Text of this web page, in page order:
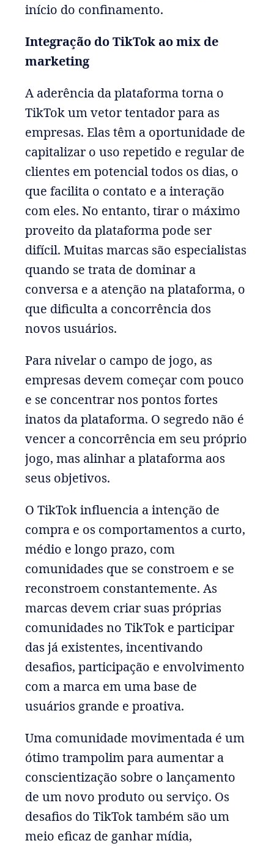
início do confinamento.
Integração do TikTok ao mix de
marketing
A aderência da plataforma torna o
TikTok um vetor tentador para as
empresas. Elas têm a oportunidade de
capitalizar o uso repetido e regular de
clientes em potencial todos os dias, o
que facilita o contato e a interação
com eles. No entanto, tirar o máximo
proveito da plataforma pode ser
difícil. Muitas marcas são especialistas
quando se trata de dominar a
conversa e a atenção na plataforma, o
que dificulta a concorrência dos
novos usuários.
Para nivelar o campo de jogo, as
empresas devem começar com pouco
e se concentrar nos pontos fortes
inatos da plataforma. O segredo não é
vencer a concorrência em seu próprio
jogo, mas alinhar a plataforma aos
seus objetivos.
O TikTok influencia a intenção de
compra e os comportamentos a curto,
médio e longo prazo, com
comunidades que se constroem e se
reconstroem constantemente. As
marcas devem criar suas próprias
comunidades no TikTok e participar
das já existentes, incentivando
desafios, participação e envolvimento
com a marca em uma base de
usuários grande e proativa.
Uma comunidade movimentada é um
ótimo trampolim para aumentar a
conscientização sobre o lançamento
de um novo produto ou serviço. Os
desafios do TikTok também são um
meio eficaz de ganhar mídia,